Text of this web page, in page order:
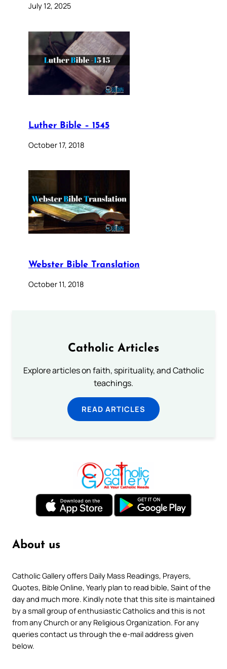
July 12, 2025
Luther Bible – 1545
October 17, 2018
Webster Bible Translation
October 11, 2018
Catholic Articles
Explore articles on faith, spirituality, and Catholic
teachings.
READ ARTICLES
About us
Catholic Gallery offers Daily Mass Readings, Prayers,
Quotes, Bible Online, Yearly plan to read bible, Saint of the
day and much more. Kindly note that this site is maintained
by a small group of enthusiastic Catholics and this is not
from any Church or any Religious Organization. For any
queries contact us through the e-mail address given
below.